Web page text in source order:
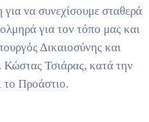
να συνεχίσουμε σταθερά
για τον τόπο μας και
Δικαιοσύνης και
Τσιάρας, κατά την
το Προάστιο.